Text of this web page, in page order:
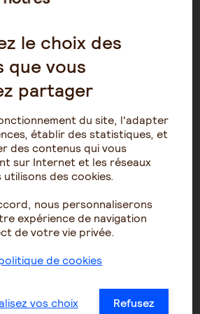
standard et une recette (car elle
précise que le curseur de l’aide bouge
et pour savoir comment le placer,
s’appuyer sur le soutien des
médico-sociaux, médicaux.
ergothérapeute peut apporter à
des logements : les solutions
une
autre autre
le choix des
que vous
partager
du site, l'adapter
établir des statistiques, et
des contenus qui vous
sur Internet et les réseaux
utilisons des cookies.
nous personnaliserons
expérience de navigation
de votre vie privée.
de cookies
vos choix Refusez